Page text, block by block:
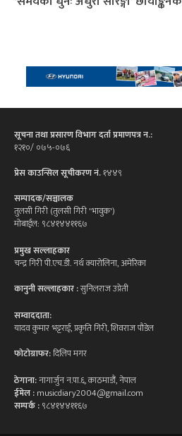
सूचना तथा प्रसारण विभाग दर्ता प्रमाणपत्र न.:
१२१०/ ०७५-०७६
प्रेस काउन्सिल सूचीकरण नं.१४४९
सम्पादक/सञ्चालक
तुलसी गिरी (तुलसी गिरी 'भावुक')
मोबाईल: ९८४१४४११६७
प्रमुख सल्लाहकार
चन्द्र गिरी पी.एच.डी. नर्थ क्यारोलिना, अमेरिका
कानुनी सल्लाहकार :सुनिलराज उप्रेती
सम्वाददाता:
यादव कुमार भट्टराई, प्रकृति गिरी, शिवराज पौडेल
फोटोग्राफर:दिलिप मगर
ठेगाना:नागार्जुन न.पा.६, काठमाडौं, नेपाल
ईमेल :musicdiary2004@gmail.com
सम्पर्क :९८४१४४११६७